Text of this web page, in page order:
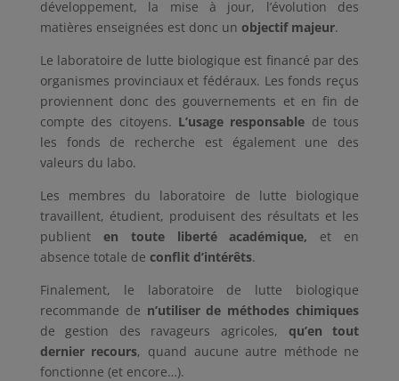
développement, la mise à jour, l’évolution des
matières enseignées est donc un objectif majeur.
Le laboratoire de lutte biologique est financé par des
organismes provinciaux et fédéraux. Les fonds reçus
proviennent donc des gouvernements et en fin de
compte des citoyens. L’usage responsable de tous
les fonds de recherche est également une des
valeurs du labo.
Les membres du laboratoire de lutte biologique
travaillent, étudient, produisent des résultats et les
publient en toute liberté académique, et en
absence totale de conflit d’intérêts.
Finalement, le laboratoire de lutte biologique
recommande de n’utiliser de méthodes chimiques
de gestion des ravageurs agricoles, qu’en tout
dernier recours, quand aucune autre méthode ne
fonctionne (et encore…).